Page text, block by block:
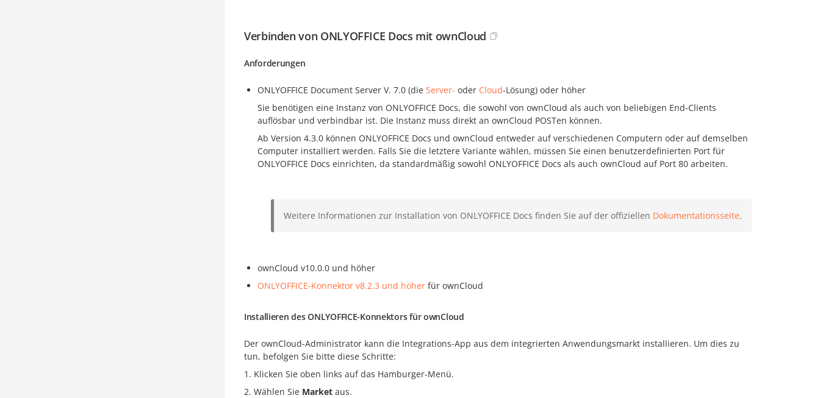
Verbinden von ONLYOFFICE Docs mit ownCloud
Anforderungen
ONLYOFFICE Document Server V. 7.0 (die Server- oder Cloud-Lösung) oder höher
Sie benötigen eine Instanz von ONLYOFFICE Docs, die sowohl von ownCloud als auch von beliebigen End-Clients
auflösbar und verbindbar ist. Die Instanz muss direkt an ownCloud POSTen können.
Ab Version 4.3.0 können ONLYOFFICE Docs und ownCloud entweder auf verschiedenen Computern oder auf demselben
Computer installiert werden. Falls Sie die letztere Variante wählen, müssen Sie einen benutzerdefinierten Port für
ONLYOFFICE Docs einrichten, da standardmäßig sowohl ONLYOFFICE Docs als auch ownCloud auf Port 80 arbeiten.
Weitere Informationen zur Installation von ONLYOFFICE Docs finden Sie auf der offiziellen Dokumentationsseite.
ownCloud v10.0.0 und höher
ONLYOFFICE-Konnektor v8.2.3 und höher für ownCloud
Installieren des ONLYOFFICE-Konnektors für ownCloud
Der ownCloud-Administrator kann die Integrations-App aus dem integrierten Anwendungsmarkt installieren. Um dies zu
tun, befolgen Sie bitte diese Schritte:
Klicken Sie oben links auf das Hamburger-Menü.
Wählen Sie Market aus.